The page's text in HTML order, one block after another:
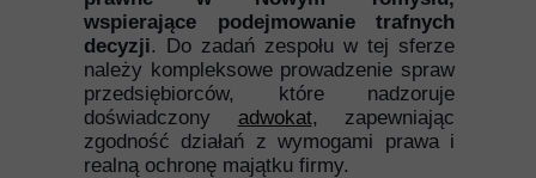
wspierające podejmowanie trafnych
decyzji. Do zadań zespołu w tej sferze
należy kompleksowe prowadzenie spraw
przedsiębiorców, które nadzoruje
doświadczony adwokat, zapewniając
zgodność działań z wymogami prawa i
realną ochronę majątku firmy.